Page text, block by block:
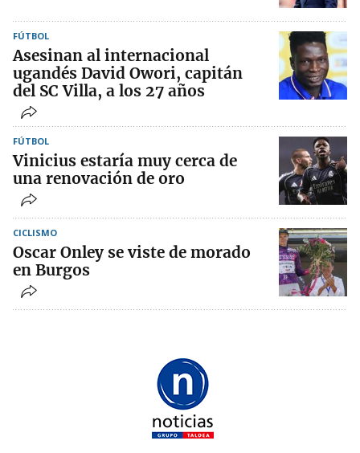
FÚTBOL
Asesinan al internacional
ugandés David Owori, capitán
del SC Villa, a los 27 años
FÚTBOL
Vinicius estaría muy cerca de
una renovación de oro
CICLISMO
Oscar Onley se viste de morado
en Burgos